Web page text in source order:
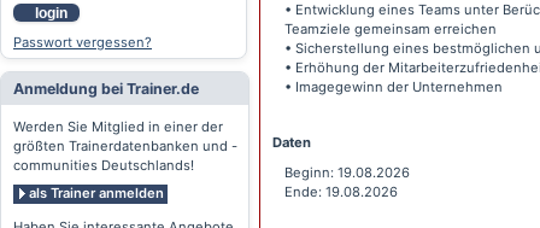
login
Passwort vergessen?
Anmeldung bei Trainer.de
Werden Sie Mitglied in einer der
größten Trainerdatenbanken und -
communities Deutschlands!
als Trainer anmelden
• Entwicklung eines Teams unter
Teamziele gemeinsam erreichen
• Sicherstellung eines bestmöglichen
• Erhöhung der
• Imagegewinn der Unternehmen
Daten
Beginn: 19.08.2026
Ende: 19.08.2026